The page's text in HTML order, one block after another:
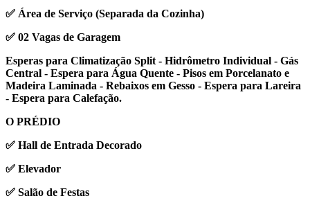
✅ Área de Serviço (Separada da Cozinha)
✅ 02 Vagas de Garagem
Esperas para Climatização Split - Hidrômetro Individual - Gás
Central - Espera para Água Quente - Pisos em Porcelanato e
Madeira Laminada - Rebaixos em Gesso - Espera para Lareira
- Espera para Calefação.
O PRÉDIO
✅ Hall de Entrada Decorado
✅ Elevador
✅ Salão de Festas